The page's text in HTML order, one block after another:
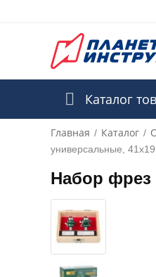
Каталог
Главная / Каталог /
универсальные,
Набор фрез